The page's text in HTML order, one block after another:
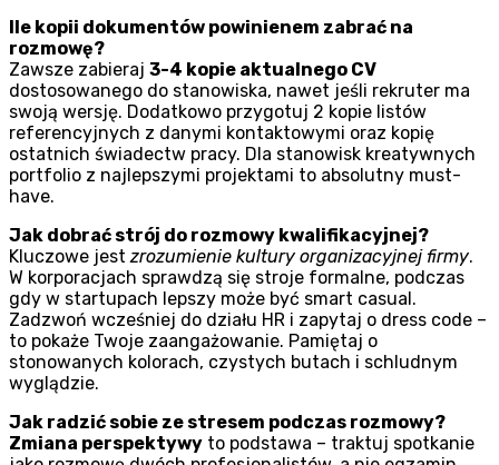
Ile kopii dokumentów powinienem zabrać na
rozmowę?
Zawsze zabieraj 3-4 kopie aktualnego CV
dostosowanego do stanowiska, nawet jeśli rekruter ma
swoją wersję. Dodatkowo przygotuj 2 kopie listów
referencyjnych z danymi kontaktowymi oraz kopię
ostatnich świadectw pracy. Dla stanowisk kreatywnych
portfolio z najlepszymi projektami to absolutny must-
have.
Jak dobrać strój do rozmowy kwalifikacyjnej?
Kluczowe jestzrozumienie kultury organizacyjnej firmy.
W korporacjach sprawdzą się stroje formalne, podczas
gdy w startupach lepszy może być smart casual.
Zadzwoń wcześniej do działu HR i zapytaj o dress code –
to pokaże Twoje zaangażowanie. Pamiętaj o
stonowanych kolorach, czystych butach i schludnym
wyglądzie.
Jak radzić sobie ze stresem podczas rozmowy?
Zmiana perspektywy to podstawa – traktuj spotkanie